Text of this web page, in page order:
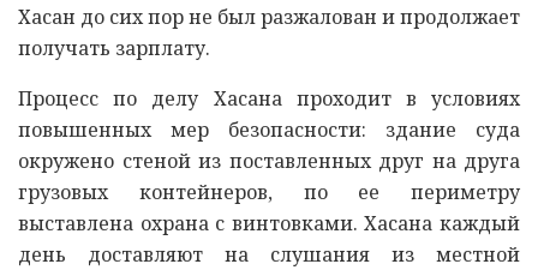
Хасан до сих пор не был разжалован и продолжает
получать зарплату.
Процесс по делу Хасана проходит в условиях
повышенных мер безопасности: здание суда
окружено стеной из поставленных друг на друга
грузовых контейнеров, по ее периметру
выставлена охрана с винтовками. Хасана каждый
день доставляют на слушания из местной